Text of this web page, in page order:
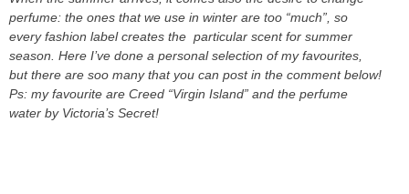
perfume: the ones that we use in winter are too “much”, so
every fashion label creates the particular scent for summer
season. Here I’ve done a personal selection of my favourites,
but there are soo many that you can post in the comment below!
Ps: my favourite are Creed “Virgin Island” and the perfume
water by Victoria’s Secret!